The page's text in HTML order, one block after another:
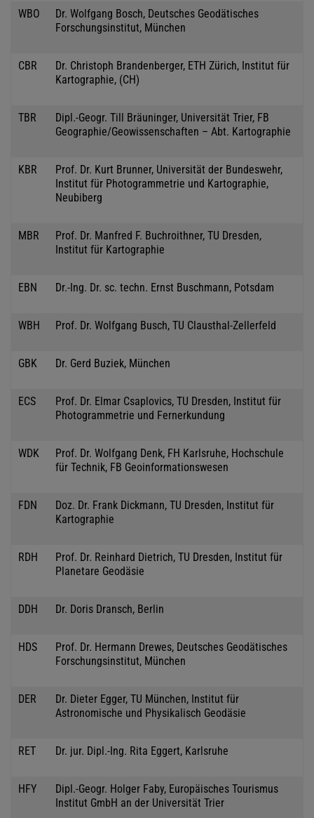
WBO
Dr. Wolfgang Bosch, Deutsches Geodätisches
Forschungsinstitut, München
CBR
Dr. Christoph Brandenberger, ETH Zürich, Institut für
Kartographie, (CH)
TBR
Dipl.-Geogr. Till Bräuninger, Universität Trier, FB
Geographie/Geowissenschaften – Abt. Kartographie
KBR
Prof. Dr. Kurt Brunner, Universität der Bundeswehr,
Institut für Photogrammetrie und Kartographie,
Neubiberg
MBR
Prof. Dr. Manfred F. Buchroithner, TU Dresden,
Institut für Kartographie
EBN Dr.-Ing. Dr. sc. techn. Ernst Buschmann, Potsdam
WBH Prof. Dr. Wolfgang Busch, TU Clausthal-Zellerfeld
GBK Dr. Gerd Buziek, München
ECS
Prof. Dr. Elmar Csaplovics, TU Dresden, Institut für
Photogrammetrie und Fernerkundung
WDK
Prof. Dr. Wolfgang Denk, FH Karlsruhe, Hochschule
für Technik, FB Geoinformationswesen
FDN
Doz. Dr. Frank Dickmann, TU Dresden, Institut für
Kartographie
RDH
Prof. Dr. Reinhard Dietrich, TU Dresden, Institut für
Planetare Geodäsie
DDH Dr. Doris Dransch, Berlin
HDS
Prof. Dr. Hermann Drewes, Deutsches Geodätisches
Forschungsinstitut, München
DER
Dr. Dieter Egger, TU München, Institut für
Astronomische und Physikalisch Geodäsie
RET Dr. jur. Dipl.-Ing. Rita Eggert, Karlsruhe
HFY
Dipl.-Geogr. Holger Faby, Europäisches Tourismus
Institut GmbH an der Universität Trier